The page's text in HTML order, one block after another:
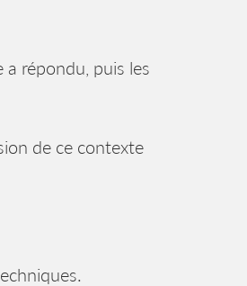
a répondu, puis les
de ce contexte